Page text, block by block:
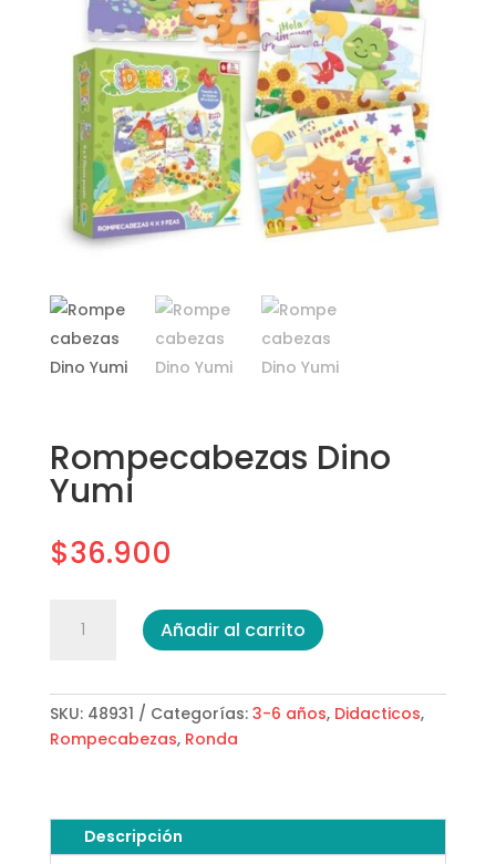
Rompecabezas Dino
Yumi
$36.900
Rompecabezas
Dino
Añadir al carrito
SKU: 48931 Categorías: 3-6 años, Didacticos,
Rompecabezas, Ronda
Descripción